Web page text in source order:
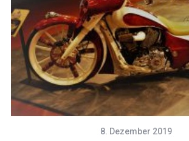
8. Dezember 2019